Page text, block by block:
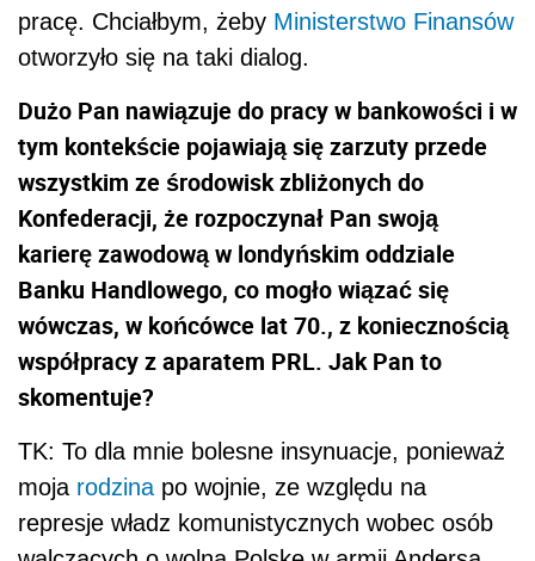
pracę. Chciałbym, żeby Ministerstwo Finansów
otworzyło się na taki dialog.
Dużo Pan nawiązuje do pracy w bankowości i w
tym kontekście pojawiają się zarzuty przede
wszystkim ze środowisk zbliżonych do
Konfederacji, że rozpoczynał Pan swoją
karierę zawodową w londyńskim oddziale
Banku Handlowego, co mogło wiązać się
wówczas, w końcówce lat 70., z koniecznością
współpracy z aparatem PRL. Jak Pan to
skomentuje?
TK: To dla mnie bolesne insynuacje, ponieważ
moja rodzina po wojnie, ze względu na
represje władz komunistycznych wobec osób